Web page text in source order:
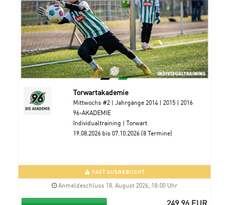
Torwartakademie
Mittwochs #2 | Jahrgänge 2014 | 2015 | 2016
96-AKADEMIE
Individualtraining | Torwart
19.08.2026 bis 07.10.2026 (8 Termine)
FAST AUSGEBUCHT
Anmeldeschluss 18. August 2026, 18:00 Uhr
249,96 EUR